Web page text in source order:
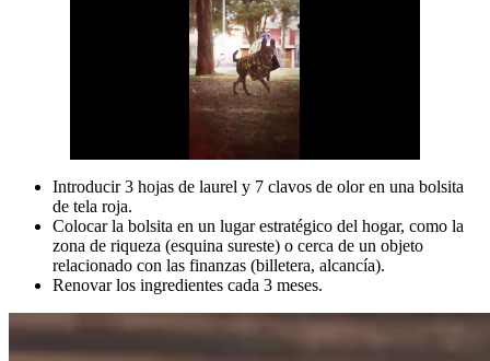
Introducir 3 hojas de laurel y 7 clavos de olor en una bolsita
de tela roja.
Colocar la bolsita en un lugar estratégico del hogar, como la
zona de riqueza (esquina sureste) o cerca de un objeto
relacionado con las finanzas (billetera, alcancía).
Renovar los ingredientes cada 3 meses.